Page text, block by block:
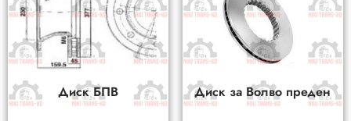
Диск БПВ Диск за Волво преден